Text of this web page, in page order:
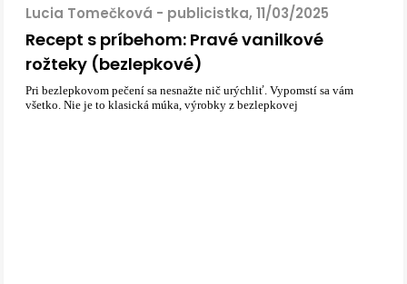
Lucia Tomečková - publicistka, 11/03/2025
Recept s príbehom: Pravé vanilkové
rožteky (bezlepkové)
Pri bezlepkovom pečení sa nesnažte nič urýchliť. Vypomstí sa vám
všetko. Nie je to klasická múka, výrobky z bezlepkovej